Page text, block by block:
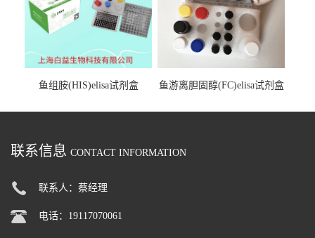
鱼组胺(HIS)elisa试剂盒 鱼游离胆固醇(FC)elisa试剂盒
联系信息 CONTACT INFORMATION
联系人：蔡经理
电话：19117070061